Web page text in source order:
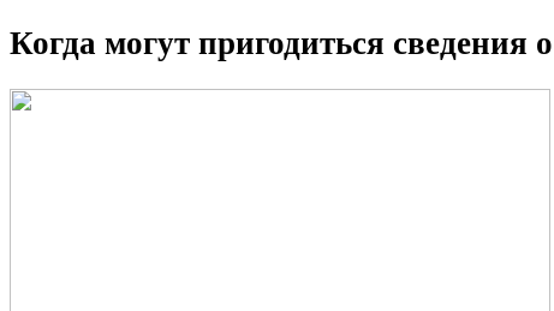
Когда могут пригодиться